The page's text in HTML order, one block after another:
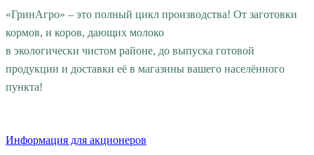
«ГринАгро» – это полный цикл производства! От заготовки
кормов, и коров, дающих молоко
в экологически чистом районе, до выпуска готовой
продукции и доставки её в магазины вашего населённого
пункта!
Информация для акционеров